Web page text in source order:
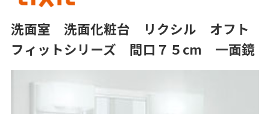
洗面室 洗面化粧台 リクシル オフト
フィットシリーズ 間口７５cm 一面鏡